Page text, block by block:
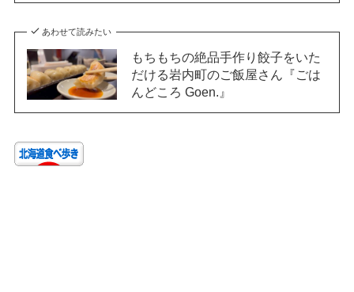
あわせて読みたい
もちもちの絶品手作り餃子をいた
だける岩内町のご飯屋さん『ごは
んどころ Goen.』